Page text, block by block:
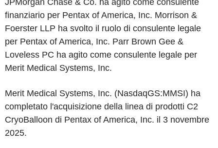
JPMorgan Chase & Co. ha agito come consulente
finanziario per Pentax of America, Inc. Morrison &
Foerster LLP ha svolto il ruolo di consulente legale
per Pentax of America, Inc. Parr Brown Gee &
Loveless PC ha agito come consulente legale per
Merit Medical Systems, Inc.
Merit Medical Systems, Inc. (NasdaqGS:MMSI) ha
completato l'acquisizione della linea di prodotti C2
CryoBalloon di Pentax of America, Inc. il 3 novembre
2025.